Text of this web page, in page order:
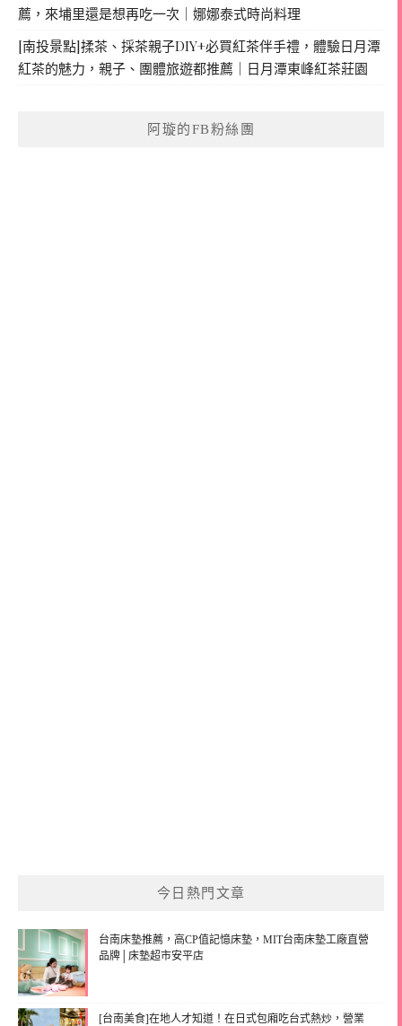
薦，來埔里還是想再吃一次｜娜娜泰式時尚料理
[南投景點]揉茶、採茶親子DIY+必買紅茶伴手禮，體驗日月潭
紅茶的魅力，親子、團體旅遊都推薦｜日月潭東峰紅茶莊園
阿璇的FB粉絲團
今日熱門文章
台南床墊推薦，高CP值記憶床墊，MIT台南床墊工廠直營
品牌│床墊超市安平店
[台南美食]在地人才知道！在日式包廂吃台式熱炒，營業